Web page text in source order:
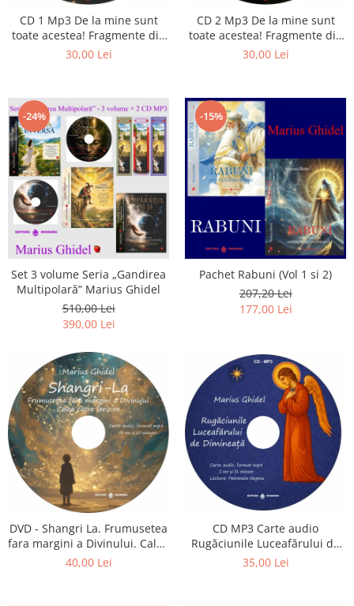
Literatura
Psihologie
Stiinta
CD 1 Mp3 De la mine sunt
toate acestea! Fragmente din
cărțile lui Marius Ghidel
30,00 Lei
CD 2 Mp3 De la mine sunt
toate acestea! Fragmente din
cărțile lui Marius Ghidel
30,00 Lei
-24%
Set 3 volume Seria „Gandirea
Multipolară” Marius Ghidel
510,00 Lei
390,00 Lei
-15%
Pachet Rabuni (Vol 1 si 2)
207,20 Lei
177,00 Lei
DVD - Shangri La. Frumusetea
fara margini a Divinului. Calea
catre fericire
40,00 Lei
CD MP3 Carte audio
Rugăciunile Luceafărului de
dimineață
35,00 Lei